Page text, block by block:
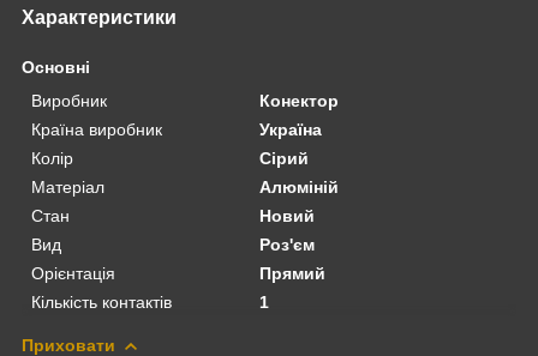
Характеристики
Основні
Виробник
Конектор
Країна виробник
Україна
Колір
Сірий
Матеріал
Алюміній
Стан
Новий
Вид
Роз'єм
Орієнтація
Прямий
Кількість контактів
1
Приховати